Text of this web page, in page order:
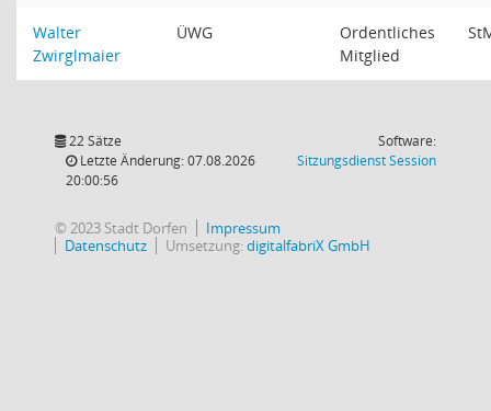
Walter
Zwirglmaier
ÜWG
Ordentliches
Mitglied
22 Sätze
Letzte Änderung: 07.08.2026
20:00:56
Software:
SitzungsdienstSession(Wird in
© 2023 Stadt Dorfen
Impressum
Datenschutz
Umsetzung:digitalfabriX GmbH